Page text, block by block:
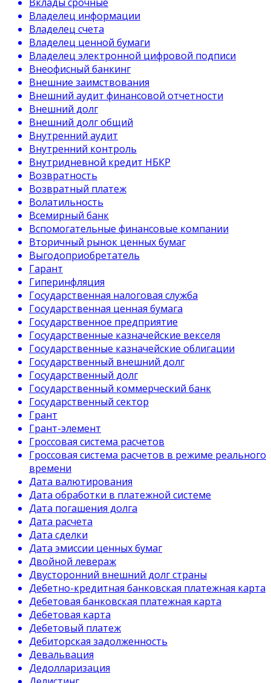
Владелец информации
Владелец счета
Владелец ценной бумаги
Владелец электронной цифровой подписи
Внеофисный банкинг
Внешние заимствования
Внешний аудит финансовой отчетности
Внешний долг
Внешний долг общий
Внутренний аудит
Внутренний контроль
Внутридневной кредит НБКР
Возвратность
Возвратный платеж
Волатильность
Всемирный банк
Вспомогательные финансовые компании
Вторичный рынок ценных бумаг
Выгодоприобретатель
Гарант
Гиперинфляция
Государственная налоговая служба
Государственная ценная бумага
Государственное предприятие
Государственные казначейские векселя
Государственные казначейские облигации
Государственный внешний долг
Государственный долг
Государственный коммерческий банк
Государственный сектор
Грант
Грант-элемент
Гроссовая система расчетов
Гроссовая система расчетов в режиме реального
времени
Дата валютирования
Дата обработки в платежной системе
Дата погашения долга
Дата расчета
Дата сделки
Дата эмиссии ценных бумаг
Двойной левераж
Двусторонний внешний долг страны
Дебетно-кредитная банковская платежная карта
Дебетовая банковская платежная карта
Дебетовая карта
Дебетовый платеж
Дебиторская задолженность
Девальвация
Дедолларизация